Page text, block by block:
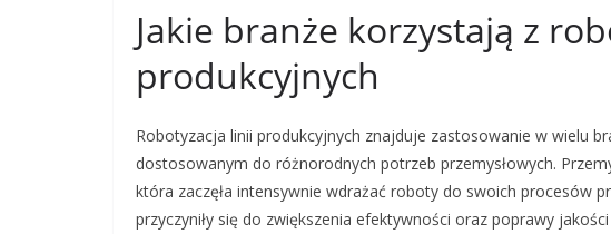
Jakie branże korzystają z
produkcyjnych
Robotyzacja linii produkcyjnych znajduje zastosowanie w wielu
dostosowanym do różnorodnych potrzeb przemysłowych.
która zaczęła intensywnie wdrażać roboty do swoich procesów
przyczyniły się do zwiększenia efektywności oraz poprawy